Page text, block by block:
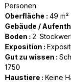
Personen
Oberfläche : 49 m²
Gebäude /
Boden : 2.
Exposition :
Gut zu wissen :
1750
Haustiere : Keine